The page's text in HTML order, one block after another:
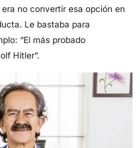
no convertir esa opción en
Le bastaba para
“El más probado
Hitler”.